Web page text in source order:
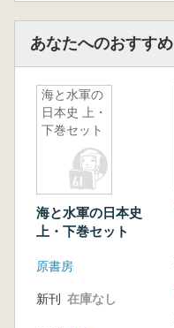
あなたへのおすすめ
海と水軍の
日本史 上・
下巻セット
海と水軍の日本史
上・下巻セット
原書房
新刊 在庫なし